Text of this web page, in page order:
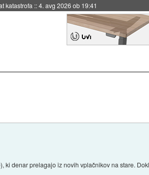
katastrofa ::4. avg 2026 ob 19:41
ki denar prelagajo iz novih vplačnikov na stare.